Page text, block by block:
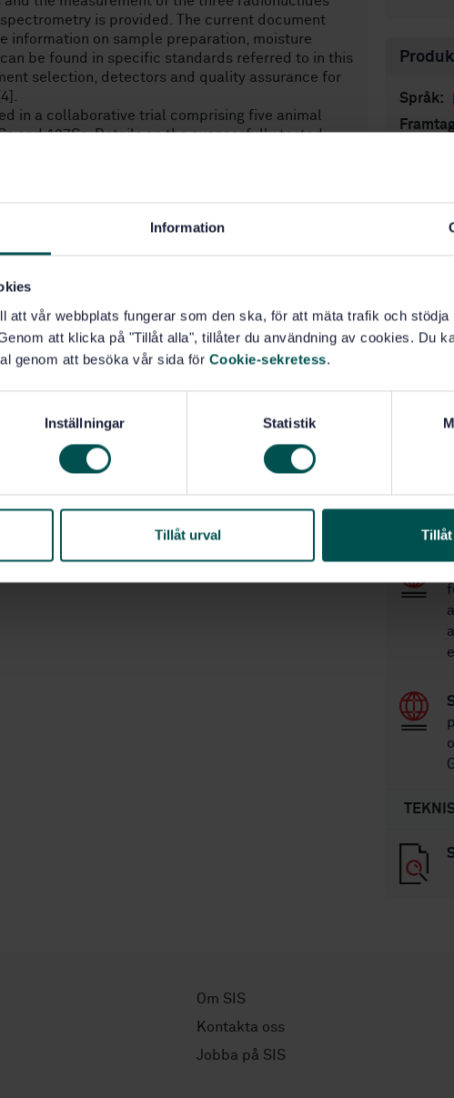
Information
att vår webbplats fungerar som den ska, för att mäta trafik och stödja
att klicka på "Tillåt alla", tillåter du användning av cookies. Du
genom att besöka vår sida för Cookie-sekretess.
Inställningar Statistik
Tillåt urval
is provided. The current document
information on sample preparation, moisture
be found in specific standards referred to in this
selection, detectors and quality assurance for
in a collaborative trial comprising five animal
and 137Cs. Details on the successfully tested
described in Annex C.
Språk:
134
Inom
Om SIS
Kontakta oss
Jobba på SIS